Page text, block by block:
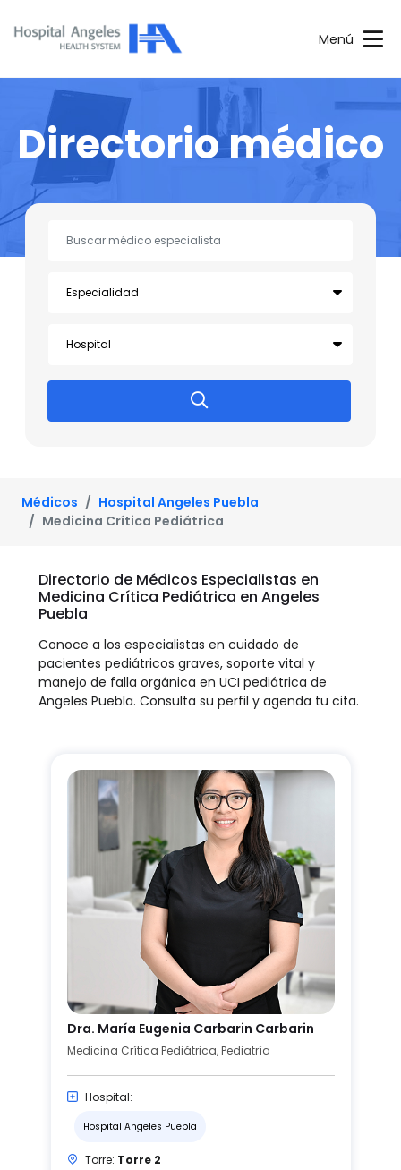
Menú
Directorio médico
Médicos
Hospital Angeles Puebla
Medicina Crítica Pediátrica
Directorio de Médicos Especialistas en
Medicina Crítica Pediátrica en Angeles
Puebla
Conoce a los especialistas en cuidado de
pacientes pediátricos graves, soporte vital y
manejo de falla orgánica en UCI pediátrica de
Angeles Puebla. Consulta su perfil y agenda tu cita.
Dra. María Eugenia Carbarin Carbarin
Medicina Crítica Pediátrica, Pediatría
Hospital:
Hospital Angeles Puebla
Torre: Torre 2